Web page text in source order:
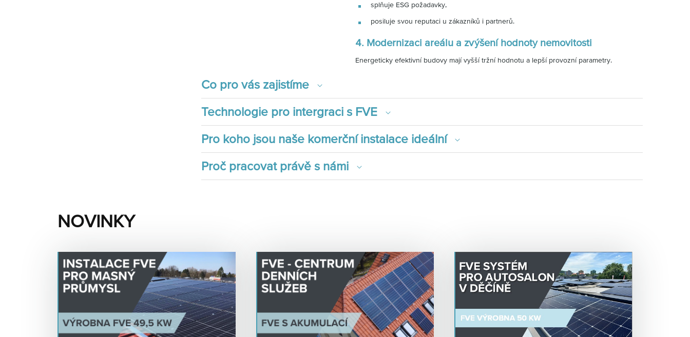
splňuje ESG požadavky,
posiluje svou reputaci u zákazníků i partnerů.
4. Modernizaci areálu a zvýšení hodnoty nemovitosti
Energeticky efektivní budovy mají vyšší tržní hodnotu a lepší provozní parametry.
Co pro vás zajistíme
Technologie pro intergraci s FVE
Pro koho jsou naše komerční instalace ideální
Proč pracovat právě s námi
NOVINKY